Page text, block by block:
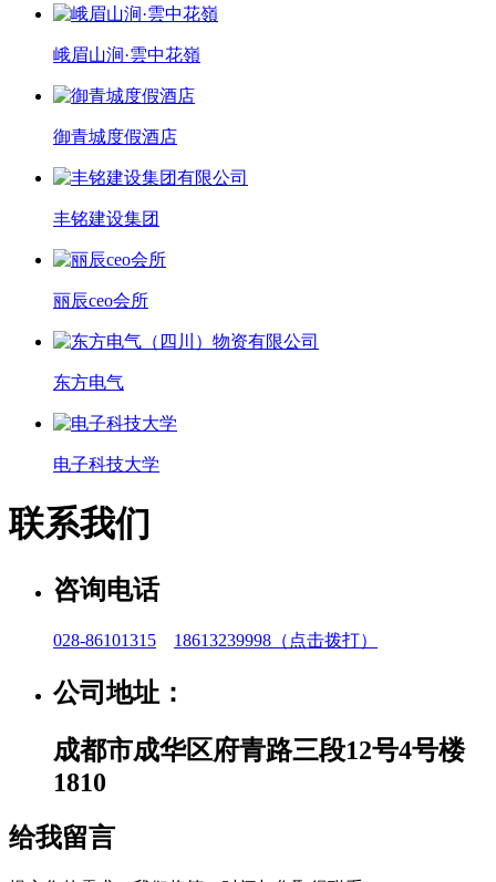
峨眉山涧·雲中花嶺
御青城度假酒店
丰铭建设集团
丽辰ceo会所
东方电气
电子科技大学
联系我们
咨询电话
028-86101315 18613239998 （点击拨打）
公司地址：
成都市成华区府青路三段12号4号楼
1810
给我留言